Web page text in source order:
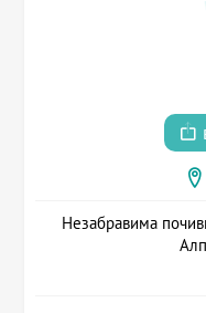
Незабравима